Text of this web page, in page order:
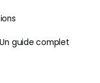
guide complet